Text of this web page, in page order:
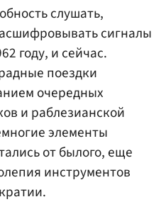
слушать,
сигналы
году, и сейчас.
поездки
очередных
и раблезианской
элементы
от былого, еще
инструментов